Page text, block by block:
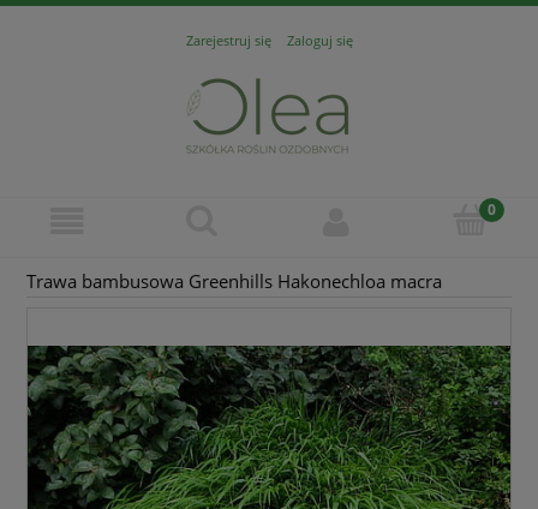
Zarejestruj się Zaloguj się
Trawa bambusowa Greenhills Hakonechloa macra